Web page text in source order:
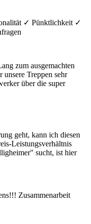
✓ Pünktlichkeit ✓
zum ausgemachten
Treppen sehr
über die super
geht, kann ich diesen
Leistungsverhältnis
sucht, ist hier
Zusammenarbeit